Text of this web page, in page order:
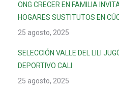
ONG CRECER EN FAMILIA
HOGARES SUSTITUTOS EN
25 agosto, 2025
SELECCIÓN VALLE DEL LILI
DEPORTIVO CALI
25 agosto, 2025